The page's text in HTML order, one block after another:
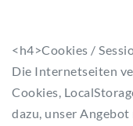
<h4>Cookies /
Die Internetseiten
Cookies,
dazu, unser